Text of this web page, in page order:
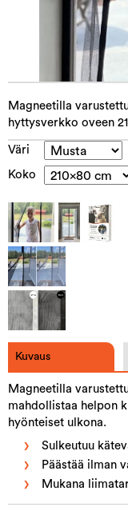
Magneetilla
hyttysverkko oveen
Väri
Koko
Kuvaus
Magneetilla
mahdollistaa helpon
hyönteiset ulkona.
Sulkeutuu
Päästää ilman
Mukana